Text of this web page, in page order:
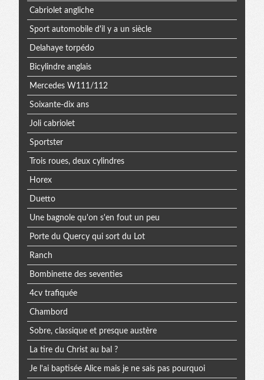
Cabriolet angliche
Sport automobile d'il y a un siècle
Delahaye torpédo
Bicylindre anglais
Mercedes W111/112
Soixante-dix ans
Joli cabriolet
Sportster
Trois roues, deux cylindres
Horex
Duetto
Une bagnole qu'on s'en fout un peu
Porte du Quercy qui sort du Lot
Ranch
Bombinette des seventies
4cv trafiquée
Chambord
Sobre, classique et presque austère
La tire du Christ au bal ?
Je l'ai baptisée Alice mais je ne sais pas pourquoi